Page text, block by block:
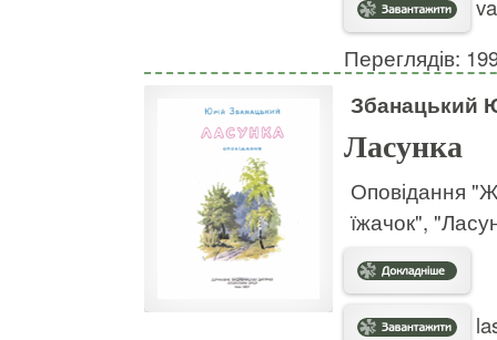
Переглядів:
Збанацький
Ласунка
Оповідання
їжачок",